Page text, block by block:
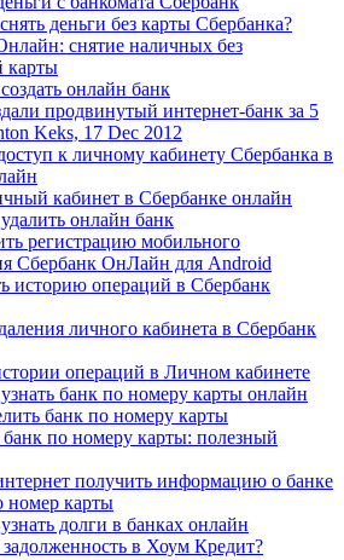
деньги без карты Сбербанка?
снятие наличных без
карты
онлайн банк
продвинутый интернет-банк за 5
Keks, 17 Dec 2012
к личному кабинету Сбербанка в
кабинет в Сбербанке онлайн
онлайн банк
регистрацию мобильного
Сбербанк ОнЛайн для Android
историю операций в Сбербанк
личного кабинета в Сбербанк
операций в Личном кабинете
банк по номеру карты онлайн
банк по номеру карты
банк по номеру карты: полезный
получить информацию о банке
номер карты
долги в банках онлайн
задолженность в Хоум Кредит?